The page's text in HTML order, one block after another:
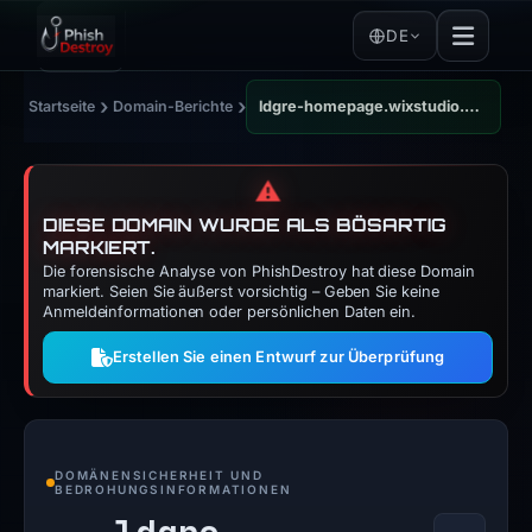
DE
Startseite › Domain-Berichte › ldgre-homepage.wixstudio.com
⚠️
DIESE DOMAIN WURDE ALS BÖSARTIG
MARKIERT.
Die forensische Analyse von PhishDestroy hat diese Domain
markiert. Seien Sie äußerst vorsichtig – Geben Sie keine
Anmeldeinformationen oder persönlichen Daten ein.
Erstellen Sie einen Entwurf zur Überprüfung
DOMÄNENSICHERHEIT UND
BEDROHUNGSINFORMATIONEN